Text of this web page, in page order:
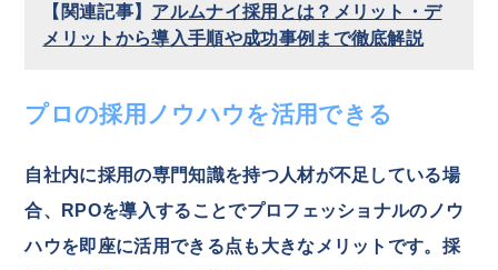
【関連記事】 アルムナイ採用とは？メリット・デ
メリットから導入手順や成功事例まで徹底解説
プロの採用ノウハウを活用できる
自社内に採用の専門知識を持つ人材が不足している場
合、RPOを導入することでプロフェッショナルのノウ
ハウを即座に活用できる点も大きなメリットです。採